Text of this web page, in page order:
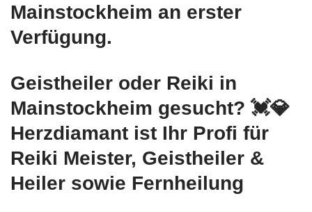
Mainstockheim an erster
Verfügung.
Geistheiler oder Reiki in
Mainstockheim gesucht? 💓️💎
Herzdiamant ist Ihr Profi für
Reiki Meister, Geistheiler &
Heiler sowie Fernheilung